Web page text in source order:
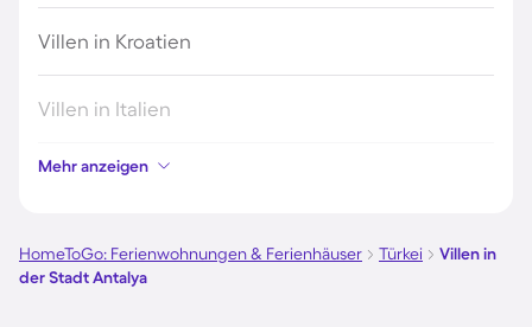
Villen in Kroatien
Villen in Italien
Villen in der Toskana
Villen in Spanien
Mehr anzeigen
HomeToGo: Ferienwohnungen & Ferienhäuser Türkei
Villen in
der Stadt Antalya